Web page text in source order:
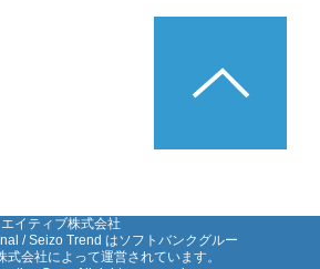
イティブ株式会社
/ Seizo Trend はソフトバンクグルー
会社によって運営されています。